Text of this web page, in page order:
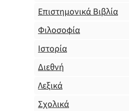
Επιστημονικά Βιβλία
Φιλοσοφία
Ιστορία
Διεθνή
Λεξικά
Σχολικά